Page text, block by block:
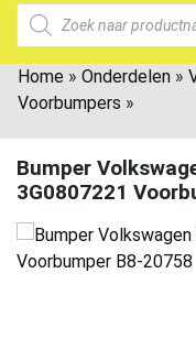
Home » Onderdelen »
Voorbumpers »
Bumper
3G0807221